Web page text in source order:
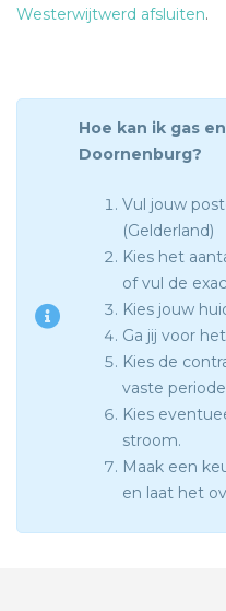
Westerwijtwerd afsluiten.
Hoe kan ik gas
Doornenburg?
Vul jouw
(Gelderland)
Kies het
of vul de
Kies jouw
Ga jij voor
Kies de
vaste
Kies
stroom.
Maak een
en laat het